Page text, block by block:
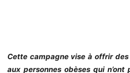
Cette campagne vise à offrir
aux personnes obèses qui